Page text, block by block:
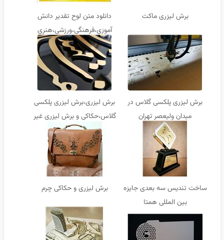
برش لیزری ماکت
دانلود متن لوح تقدیر دانش
آموزی،فرهنگی،ورزشی،هنری
برش لیزری پلکسی گلاس در
میدان ولیعصر تهران
برش لیزری،برش لیزری پلکسی
گلاس،حکاکی و برش لیزری غیر
فلزات
ساخت تندیس سه بعدی جایزه
بین المللی همتا
برش لیزری و حکاکی چرم